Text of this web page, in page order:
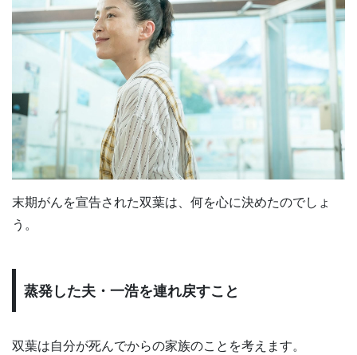
末期がんを宣告された双葉は、何を心に決めたのでしょ
う。
蒸発した夫・一浩を連れ戻すこと
双葉は自分が死んでからの家族のことを考えます。